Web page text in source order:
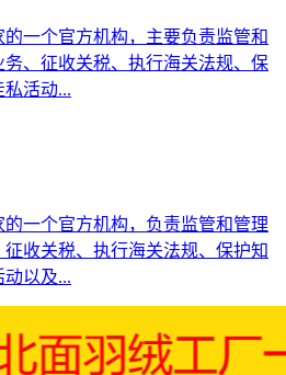
一个官方机构，主要负责监管和
、征收关税、执行海关法规、保
活动...
一个官方机构，负责监管和管理
征收关税、执行海关法规、保护知
以及...